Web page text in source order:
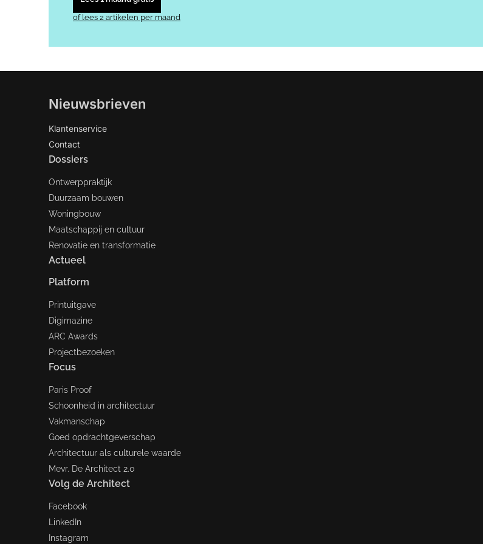
of lees 2 artikelen per maand
Nieuwsbrieven
Klantenservice
Contact
Dossiers
Ontwerppraktijk
Duurzaam bouwen
Woningbouw
Maatschappij en cultuur
Renovatie en transformatie
Actueel
Platform
Printuitgave
Digimazine
ARC Awards
Projectbezoeken
Focus
Paris Proof
Schoonheid in architectuur
Vakmanschap
Goed opdrachtgeverschap
Architectuur als culturele waarde
Mevr. De Architect 2.0
Volg de Architect
Facebook
LinkedIn
Instagram